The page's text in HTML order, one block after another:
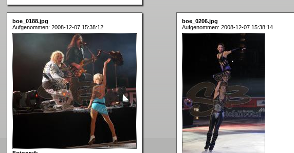
boe_0188.jpg
Aufgenommen: 2008-12-07 15:38:12
boe_0206.jpg
Aufgenommen: 2008-12-07 15:38:14